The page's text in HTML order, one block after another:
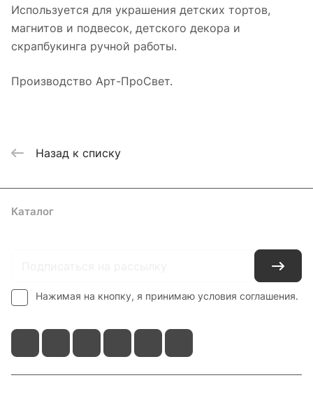
Используется для украшения детских тортов,
магнитов и подвесок, детского декора и
скрапбукинга ручной работы.
Производство Арт-ПроСвет.
Назад к списку
Каталог
Нажимая на кнопку, я принимаю условия соглашения.